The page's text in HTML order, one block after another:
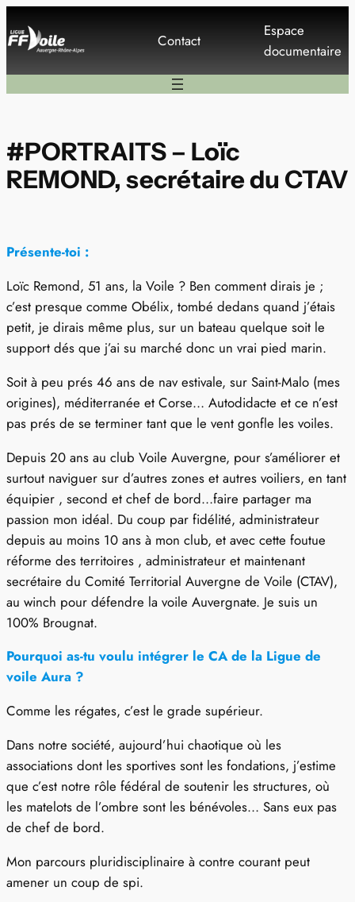
au
contenu
Contact
Espace
documentaire
#PORTRAITS – Loïc
REMOND, secrétaire du CTAV
Présente-toi :
Loïc Remond, 51 ans, la Voile ? Ben comment dirais je ;
c’est presque comme Obélix, tombé dedans quand j’étais
petit, je dirais même plus, sur un bateau quelque soit le
support dés que j’ai su marché donc un vrai pied marin.
Soit à peu prés 46 ans de nav estivale, sur Saint-Malo (mes
origines), méditerranée et Corse… Autodidacte et ce n’est
pas prés de se terminer tant que le vent gonfle les voiles.
Depuis 20 ans au club Voile Auvergne, pour s’améliorer et
surtout naviguer sur d’autres zones et autres voiliers, en tant
équipier , second et chef de bord…faire partager ma
passion mon idéal. Du coup par fidélité, administrateur
depuis au moins 10 ans à mon club, et avec cette foutue
réforme des territoires , administrateur et maintenant
secrétaire du Comité Territorial Auvergne de Voile (CTAV),
au winch pour défendre la voile Auvergnate. Je suis un
100% Brougnat.
Pourquoi as-tu voulu intégrer le CA de la Ligue de
voile Aura ?
Comme les régates, c’est le grade supérieur.
Dans notre société, aujourd’hui chaotique où les
associations dont les sportives sont les fondations, j’estime
que c’est notre rôle fédéral de soutenir les structures, où
les matelots de l’ombre sont les bénévoles… Sans eux pas
de chef de bord.
Mon parcours pluridisciplinaire à contre courant peut
amener un coup de spi.